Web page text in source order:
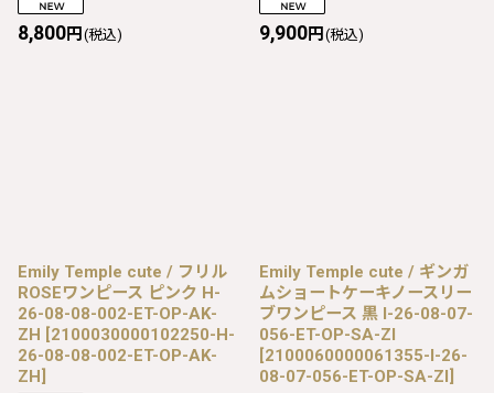
8,800円 (税込) 9,900円 (税込)
Emily Temple cute / フリル
ROSEワンピース ピンク H-
26-08-08-002-ET-OP-AK-
ZH [2100030000102250-H-
26-08-08-002-ET-OP-AK-
ZH]
Emily Temple cute / ギンガ
ムショートケーキノースリー
ブワンピース 黒 I-26-08-07-
056-ET-OP-SA-ZI
[2100060000061355-I-26-
08-07-056-ET-OP-SA-ZI]